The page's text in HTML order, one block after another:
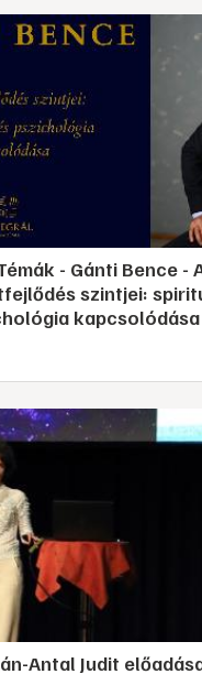
- Gánti Bence -
szintjei:
kapcsolódása
Antal Judit